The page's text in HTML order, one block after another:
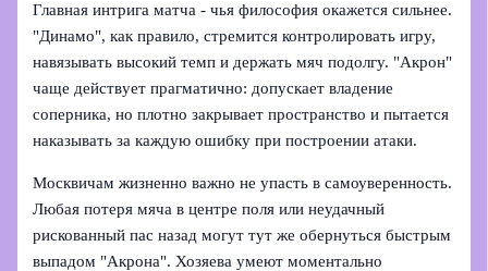
Главная интрига матча - чья философия окажется сильнее.
"Динамо", как правило, стремится контролировать игру,
навязывать высокий темп и держать мяч подолгу. "Акрон"
чаще действует прагматично: допускает владение
соперника, но плотно закрывает пространство и пытается
наказывать за каждую ошибку при построении атаки.
Москвичам жизненно важно не упасть в самоуверенность.
Любая потеря мяча в центре поля или неудачный
рискованный пас назад могут тут же обернуться быстрым
выпадом "Акрона". Хозяева умеют моментально